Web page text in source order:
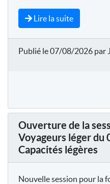
Lire la suite
Publié le 07/08/2026 par
Ouverture de la
Voyageurs léger
Capacités légères
Nouvelle session pour la